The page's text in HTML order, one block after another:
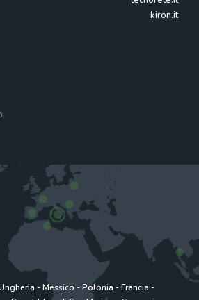
kiron.it
-Messico -Polonia -Francia -